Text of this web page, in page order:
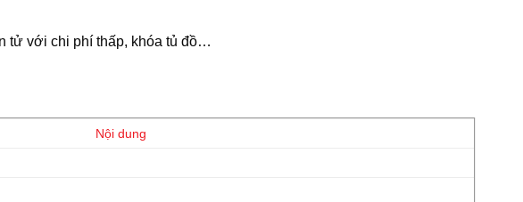
tử với chi phí thấp, khóa tủ đồ…
Nội dung